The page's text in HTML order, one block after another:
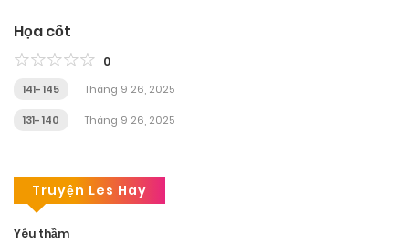
Họa cốt
0
141- 145 Tháng 9 26, 2025
131- 140 Tháng 9 26, 2025
Truyện Les Hay
Yêu thầm